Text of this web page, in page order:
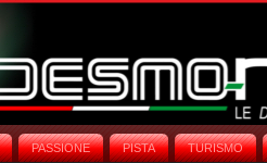
PASSIONE PISTA TURISMO